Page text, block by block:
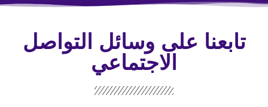
تابعنا على وسائل التواصل
الاجتماعي